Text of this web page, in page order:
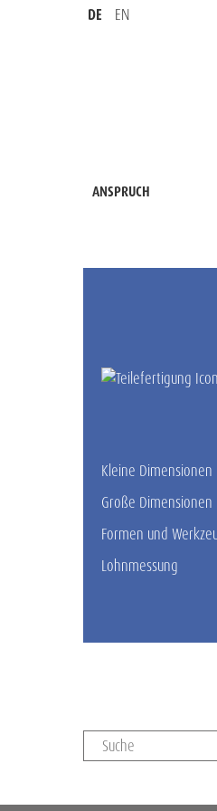
DE EN
ANSPRUCH
Kleine Dimensionen
Große Dimensionen
Formen und
Lohnmessung